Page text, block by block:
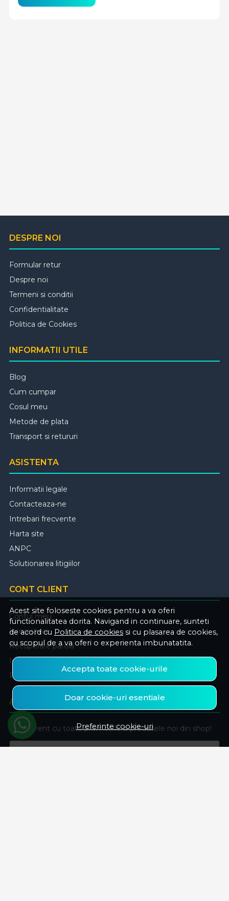
Acest site foloseste cookies pentru a va oferi
functionalitatea dorita. Navigand in continuare, sunteti
de acord cu Politica de cookies si cu plasarea de cookies,
cu scopul de a va oferi o experienta imbunatatita.
Accepta toate cookie-urile
Doar cookie-uri esentiale
Preferinte cookie-uri
DESPRE NOI
Formular retur
Despre noi
Termeni si conditii
Confidentialitate
Politica de Cookies
INFORMATII UTILE
Blog
Cum cumpar
Cosul meu
Metode de plata
Transport si retururi
ASISTENTA
Informatii legale
Contacteaza-ne
Intrebari frecvente
Harta site
ANPC
Solutionarea litigiilor
CONT CLIENT
Contul meu
Inregistrare
Recuperare parola
Istoric comenzi
Produse favorite
ABONEAZA-TE LA NEWSLETTER
Fii la curent cu toate promotiile si produsele noi din shop!